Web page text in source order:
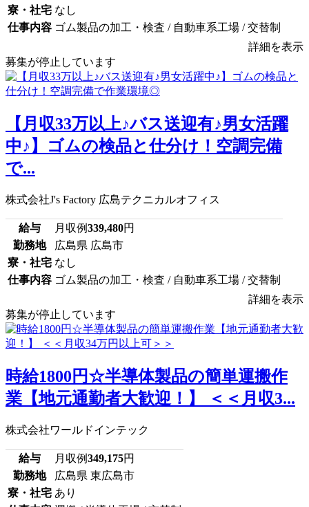
寮・社宅 なし
仕事内容 ゴム製品の加工・検査 / 自動車系工場 / 交替制
詳細を表示
募集が停止しています
【月収33万以上♪バス送迎有♪男女活躍
中♪】ゴムの検品と仕分け！空調完備
で...
株式会社J's Factory 広島テクニカルオフィス
給与 月収例339,480円
勤務地
広島県 広島市
寮・社宅 なし
仕事内容 ゴム製品の加工・検査 / 自動車系工場 / 交替制
詳細を表示
募集が停止しています
時給1800円☆半導体製品の簡単運搬作
業【地元通勤者大歓迎！】 ＜＜月収3...
株式会社ワールドインテック
給与 月収例349,175円
勤務地
広島県 東広島市
寮・社宅 あり